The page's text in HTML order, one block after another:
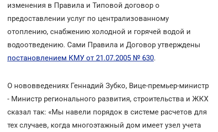
изменения в Правила и Типовой договор о
предоставлении услуг по централизованному
отоплению, снабжению холодной и горячей водой и
водоотведению. Сами Правила и Договор утверждены
постановлением КМУ от 21.07.2005 № 630.
О нововведениях Геннадий Зубко, Вице-премьер-министр
- Министр регионального развития, строительства и ЖКХ
сказал так: «Мы навели порядок в системе расчетов для
тех случаев, когда многоэтажный дом имеет узел учета